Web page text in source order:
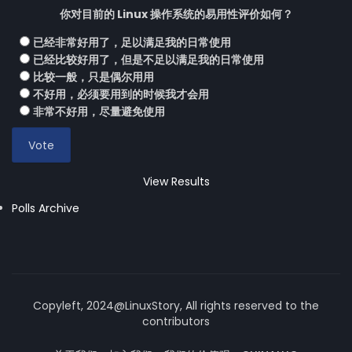
你对目前的 Linux 操作系统的易用性评价如何？
已经非常好用了，足以满足我的日常使用
已经比较好用了，但是不足以满足我的日常使用
比较一般，只是偶尔用用
不好用，必须要用到的时候我才会用
非常不好用，尽量避免使用
View Results
Polls Archive
Copyleft, 2024@LinuxStory, All rights reserved to the
contributors